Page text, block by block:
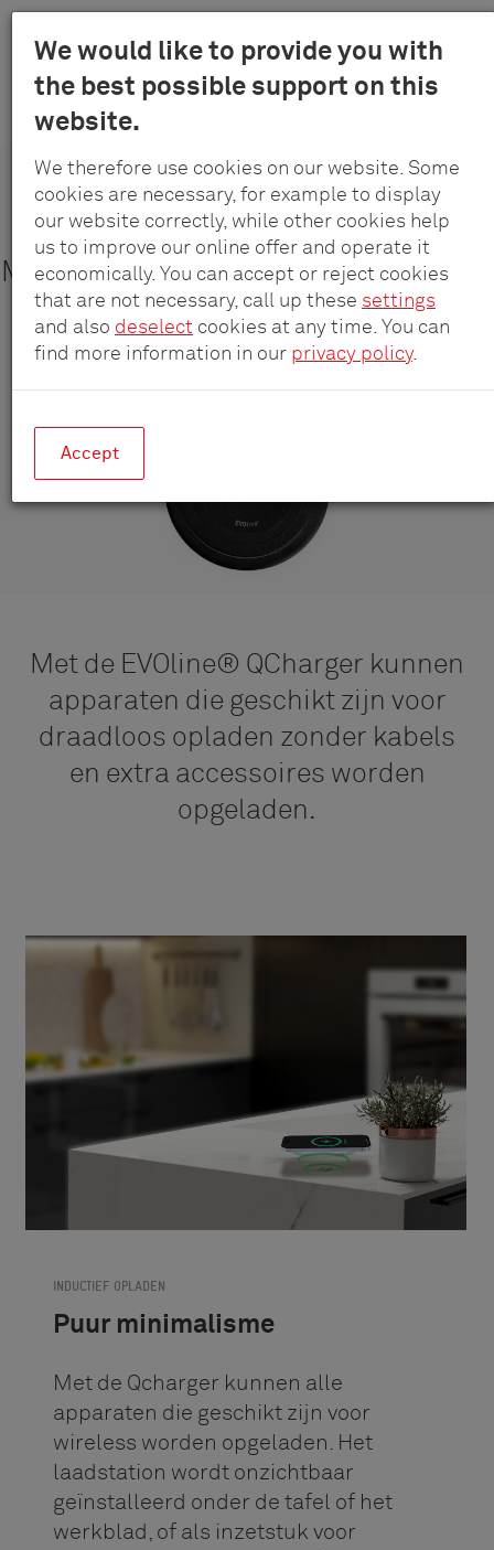
We would like to provide you with
the best possible support on this
website.
We therefore use cookies on our website. Some
cookies are necessary, for example to display
our website correctly, while other cookies help
us to improve our online offer and operate it
economically. You can accept or reject cookies
that are not necessary, call up these settings
and also deselect cookies at any time. You can
find more information in our privacy policy.
Accept
Skip
content
Menu
Schulte
-
GmbH
&
Co.
KG
Systemen
EVOline QCharger - Draadloos opladen, onzichtbaar geïntegreerd
EVOline®QCharger
Mobiele telefoon onzichtbaar opladen
Met de EVOline® QCharger kunnen
apparaten die geschikt zijn voor
draadloos opladen zonder kabels
en extra accessoires worden
opgeladen.
INDUCTIEF OPLADEN
Puur minimalisme
Met de Qcharger kunnen alle
apparaten die geschikt zijn voor
wireless worden opgeladen. Het
laadstation wordt onzichtbaar
geïnstalleerd onder de tafel of het
werkblad, of als inzetstuk voor